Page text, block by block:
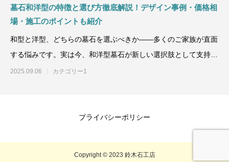
墓石和洋型の特徴と選び方徹底解説！デザイン事例・価格相
場・施工のポイントも紹介
和型と洋型、どちらの墓石を選ぶべきか――多くのご家族が直面
する悩みです。実は今、和洋型墓石が新しい選択肢として支持を
集めています。従来の和型
2025.09.06 カテゴリー1
プライバシーポリシー
Copyright © 2023 鈴木石工店